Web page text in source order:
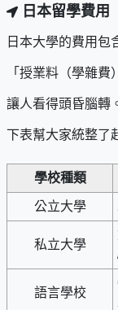
日本留學費用
日本大學的費用包
「授業料（學雜
讓人看得頭昏腦轉
下表幫大家統整了
學校種類
公立大學
私立大學
語言學校